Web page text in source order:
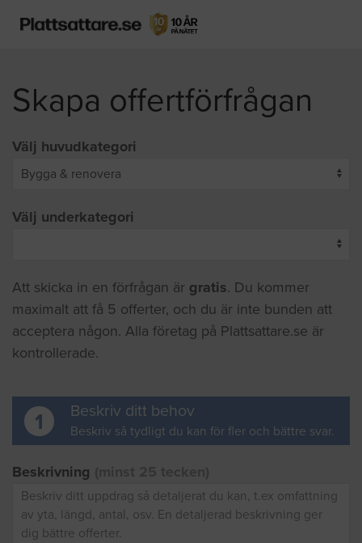
Skapa offertförfrågan
Välj huvudkategori
Välj underkategori
Att skicka in en förfrågan är gratis. Du kommer
maximalt att få 5 offerter, och du är inte bunden att
acceptera någon. Alla företag på Plattsattare.se är
kontrollerade.
1 Beskriv ditt behov
Beskriv så tydligt du kan för fler och bättre svar.
Beskrivning